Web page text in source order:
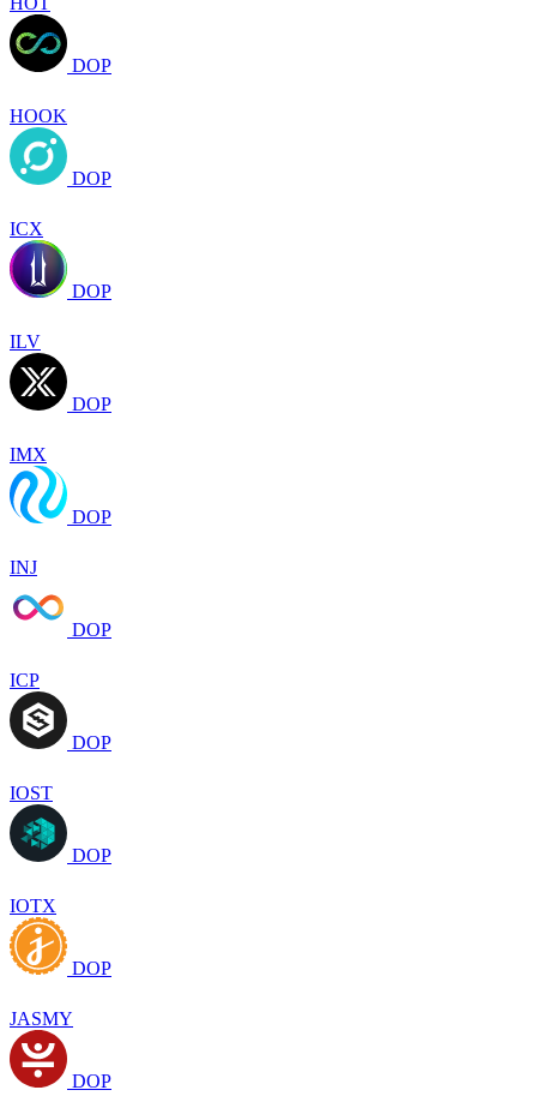
DOP
HOOK
DOP
ICX
DOP
ILV
DOP
IMX
DOP
INJ
DOP
ICP
DOP
IOST
DOP
IOTX
DOP
JASMY
DOP